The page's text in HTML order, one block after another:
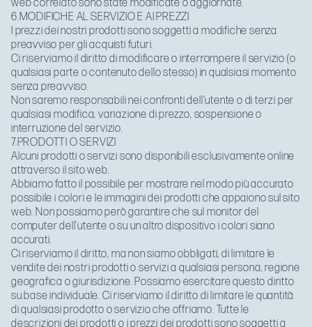
web correlato sono state modificate o aggiornate.
6.MODIFICHE AL SERVIZIO E AI PREZZI
I prezzi dei nostri prodotti sono soggetti a modifiche senza
preavviso per gli acquisti futuri.
Ci riserviamo il diritto di modificare o interrompere il servizio (o
qualsiasi parte o contenuto dello stesso) in qualsiasi momento
senza preavviso.
Non saremo responsabili nei confronti dell'utente o di terzi per
qualsiasi modifica, variazione di prezzo, sospensione o
interruzione del servizio.
7.PRODOTTI O SERVIZI
Alcuni prodotti o servizi sono disponibili esclusivamente online
attraverso il sito web.
Abbiamo fatto il possibile per mostrare nel modo più accurato
possibile i colori e le immagini dei prodotti che appaiono sul sito
web. Non possiamo però garantire che sul monitor del
computer dell’utente o su un altro dispositivo i colori siano
accurati.
Ci riserviamo il diritto, ma non siamo obbligati, di limitare le
vendite dei nostri prodotti o servizi a qualsiasi persona, regione
geografica o giurisdizione. Possiamo esercitare questo diritto
su base individuale. Ci riserviamo il diritto di limitare le quantità
di qualsiasi prodotto o servizio che offriamo. Tutte le
descrizioni dei prodotti o i prezzi dei prodotti sono soggetti a